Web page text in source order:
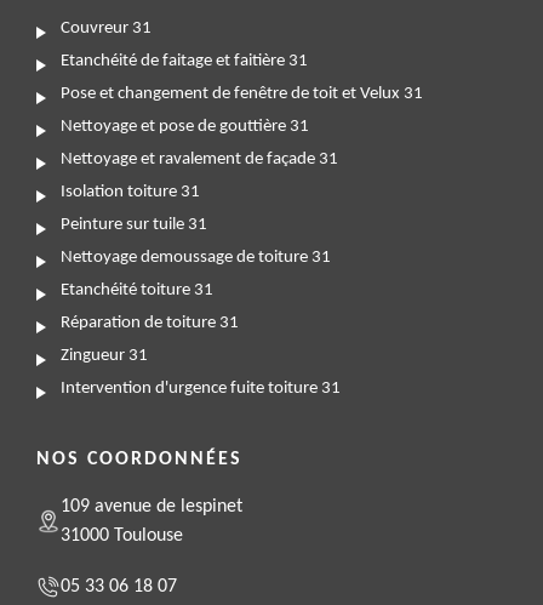
Couvreur 31
Etanchéité de faitage et faitière 31
Pose et changement de fenêtre de toit et Velux 31
Nettoyage et pose de gouttière 31
Nettoyage et ravalement de façade 31
Isolation toiture 31
Peinture sur tuile 31
Nettoyage demoussage de toiture 31
Etanchéité toiture 31
Réparation de toiture 31
Zingueur 31
Intervention d'urgence fuite toiture 31
NOS COORDONNÉES
109 avenue de lespinet
31000 Toulouse
05 33 06 18 07